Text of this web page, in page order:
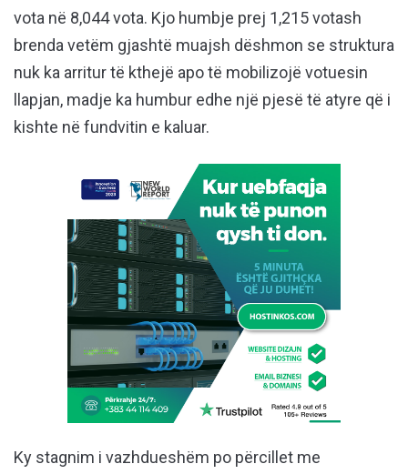
vota në 8,044 vota. Kjo humbje prej 1,215 votash
brenda vetëm gjashtë muajsh dëshmon se struktura
nuk ka arritur të kthejë apo të mobilizojë votuesin
llapjan, madje ka humbur edhe një pjesë të atyre që i
kishte në fundvitin e kaluar.
Ky stagnim i vazhdueshëm po përcillet me